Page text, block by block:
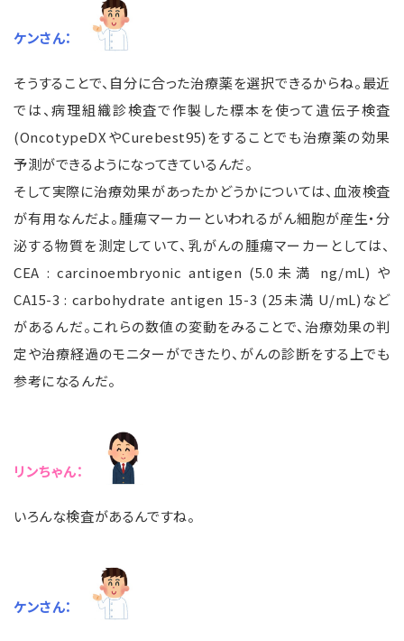
ケンさん：
そうすることで、自分に合った治療薬を選択できるからね。最近
では、病理組織診検査で作製した標本を使って遺伝子検査
(OncotypeDXやCurebest95)をすることでも治療薬の効果
予測ができるようになってきているんだ。
そして実際に治療効果があったかどうかについては、血液検査
が有用なんだよ。腫瘍マーカーといわれるがん細胞が産生・分
泌する物質を測定していて、乳がんの腫瘍マーカーとしては、
CEA : carcinoembryonic antigen (5.0未満 ng/mL) や
CA15-3 : carbohydrate antigen 15-3 (25未満 U/mL)など
があるんだ。これらの数値の変動をみることで、治療効果の判
定や治療経過のモニターができたり、がんの診断をする上でも
参考になるんだ。
リンちゃん：
いろんな検査があるんですね。
ケンさん：